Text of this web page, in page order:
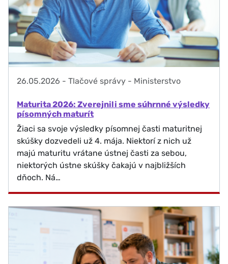
26.05.2026 - Tlačové správy - Ministerstvo
Maturita 2026: Zverejnili sme súhrnné výsledky
písomných maturít
Žiaci sa svoje výsledky písomnej časti maturitnej
skúšky dozvedeli už 4. mája. Niektorí z nich už
majú maturitu vrátane ústnej časti za sebou,
niektorých ústne skúšky čakajú v najbližších
dňoch. Ná…